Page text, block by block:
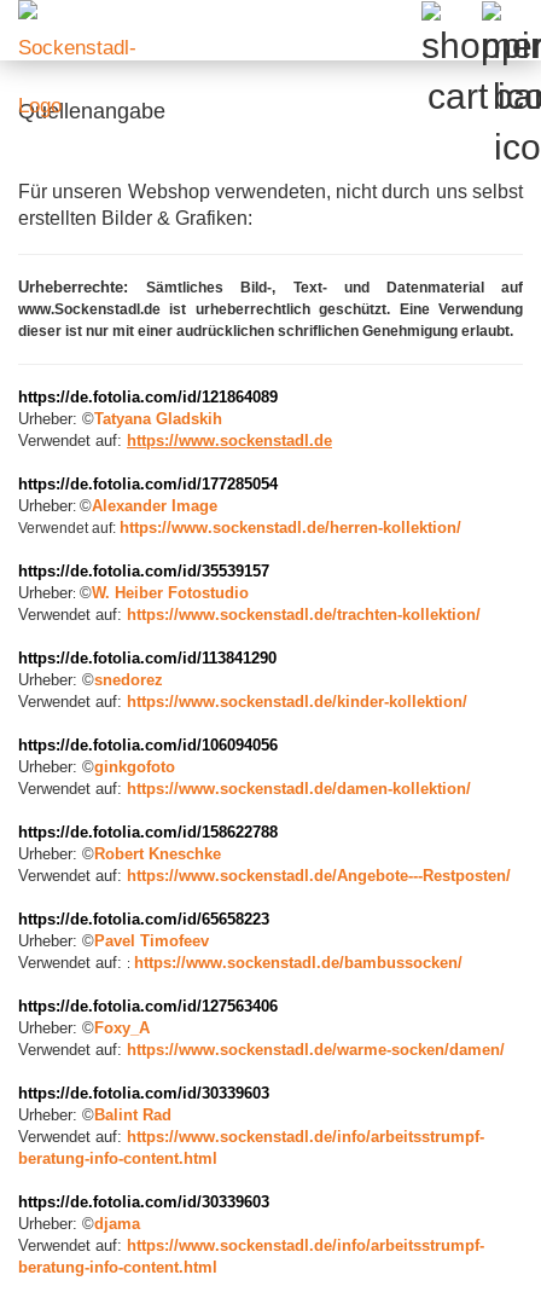
Quellenangabe
Für unseren Webshop verwendeten, nicht durch uns selbst
erstellten Bilder & Grafiken:
Urheberrechte:Sämtliches Bild-, Text- und Datenmaterial auf
www.Sockenstadl.de ist urheberrechtlich geschützt. Eine Verwendung
dieser ist nur mit einer audrücklichen schriflichen Genehmigung erlaubt.
https://de.fotolia.com/id/121864089
Urheber: ©Tatyana Gladskih
Verwendet auf: https://www.sockenstadl.de
https://de.fotolia.com/id/177285054
Urheber: ©Alexander Image
Verwendet auf: https://www.sockenstadl.de/herren-kollektion/
https://de.fotolia.com/id/35539157
Urheber: ©W. Heiber Fotostudio
Verwendet auf: https://www.sockenstadl.de/trachten-kollektion/
https://de.fotolia.com/id/113841290
Urheber: ©snedorez
Verwendet auf: https://www.sockenstadl.de/kinder-kollektion/
https://de.fotolia.com/id/106094056
Urheber: ©ginkgofoto
Verwendet auf: https://www.sockenstadl.de/damen-kollektion/
https://de.fotolia.com/id/158622788
Urheber: ©Robert Kneschke
Verwendet auf: https://www.sockenstadl.de/Angebote---Restposten/
https://de.fotolia.com/id/65658223
Urheber: ©Pavel Timofeev
Verwendet auf: : https://www.sockenstadl.de/bambussocken/
https://de.fotolia.com/id/127563406
Urheber: ©Foxy_A
Verwendet auf: https://www.sockenstadl.de/warme-socken/damen/
https://de.fotolia.com/id/30339603
Urheber: ©Balint Rad
Verwendet auf: https://www.sockenstadl.de/info/arbeitsstrumpf-
beratung-info-content.html
https://de.fotolia.com/id/30339603
Urheber: ©djama
Verwendet auf: https://www.sockenstadl.de/info/arbeitsstrumpf-
beratung-info-content.html